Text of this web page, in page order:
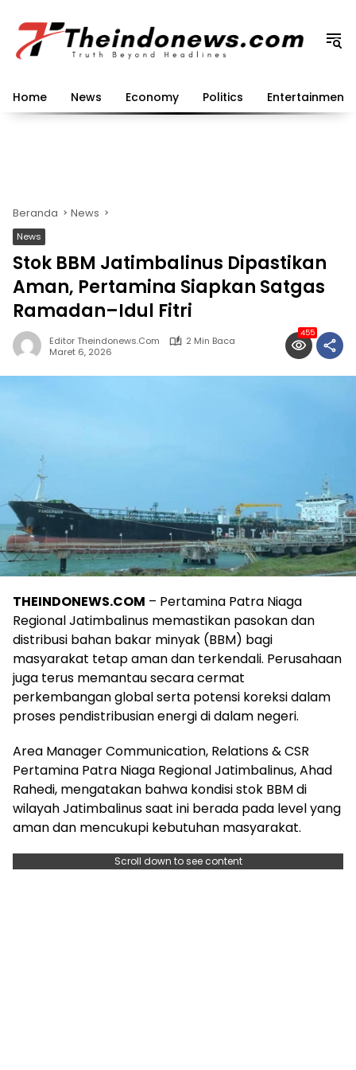
konten
Home News Economy Politics Entertainment
Beranda News
News
Stok BBM Jatimbalinus Dipastikan
Aman, Pertamina Siapkan Satgas
Ramadan–Idul Fitri
Editor Theindonews.com
2 Min Baca
Maret 6, 2026
455
THEINDONEWS.COM – Pertamina Patra Niaga
Regional Jatimbalinus memastikan pasokan dan
distribusi bahan bakar minyak (BBM) bagi
masyarakat tetap aman dan terkendali. Perusahaan
juga terus memantau secara cermat
perkembangan global serta potensi koreksi dalam
proses pendistribusian energi di dalam negeri.
Area Manager Communication, Relations & CSR
Pertamina Patra Niaga Regional Jatimbalinus, Ahad
Rahedi, mengatakan bahwa kondisi stok BBM di
wilayah Jatimbalinus saat ini berada pada level yang
aman dan mencukupi kebutuhan masyarakat.
Scroll down to see content